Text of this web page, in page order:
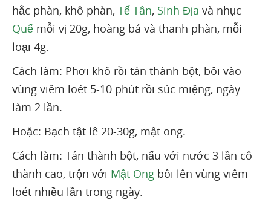
hắc phàn, khô phàn, Tế Tân, Sinh Địa và nhục
Quế mỗi vị 20g, hoàng bá và thanh phàn, mỗi
loại 4g.
Cách làm: Phơi khô rồi tán thành bột, bôi vào
vùng viêm loét 5-10 phút rồi súc miệng, ngày
làm 2 lần.
Hoặc: Bạch tật lê 20-30g, mật ong.
Cách làm: Tán thành bột, nấu với nước 3 lần cô
thành cao, trộn với Mật Ong bôi lên vùng viêm
loét nhiều lần trong ngày.